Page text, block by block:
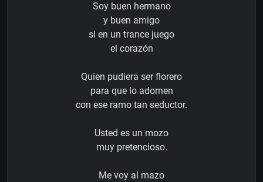
Soy buen hermano
y buen amigo
si en un trance juego
el corazón
Quien pudiera ser florero
para que lo adornen
con ese ramo tan seductor.
Usted es un mozo
muy pretencioso.
Me voy al mazo